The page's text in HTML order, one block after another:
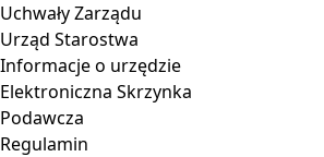
Uchwały Zarządu
Urząd Starostwa
Informacje o urzędzie
Elektroniczna Skrzynka
Podawcza
Regulamin